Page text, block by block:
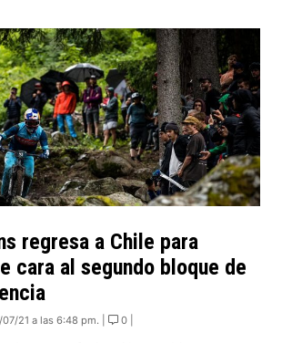
para que nos explique desde el […]
regresa a Chile para
cara al segundo bloque de
21 a las 6:48 pm. | 0 |